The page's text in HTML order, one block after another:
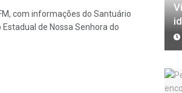
com informações do Santuário
de Nossa Senhora do